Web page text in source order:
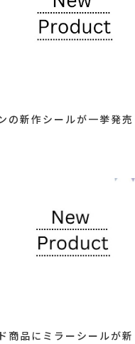
の新作シールが一挙発売
商品にミラーシールが新